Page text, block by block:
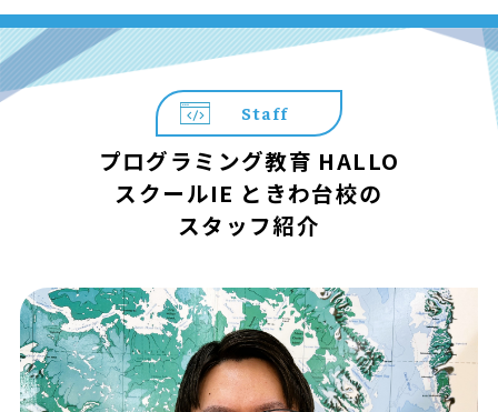
Staff
プログラミング教育 HALLO
スクールIE ときわ台校の
スタッフ紹介